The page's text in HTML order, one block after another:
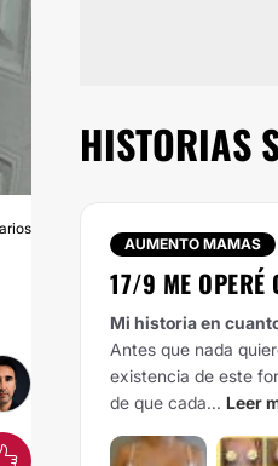
HISTORIAS
AUMENTO MAMAS
17/9 ME OPERÉ
Mi historia en
Antes que nada
existencia de este
de que cada... Leer